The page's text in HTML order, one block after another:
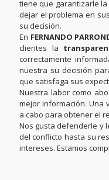
tiene que garantizarle
dejar el problema en
su decisión.
En FERNANDO
clientes la
correctamente
nuestra su decisión
que satisfaga sus
Nuestra labor como
mejor información. Una
a cabo para obtener el
Nos gusta defenderle y
del conflicto hasta su
intereses. Estamos